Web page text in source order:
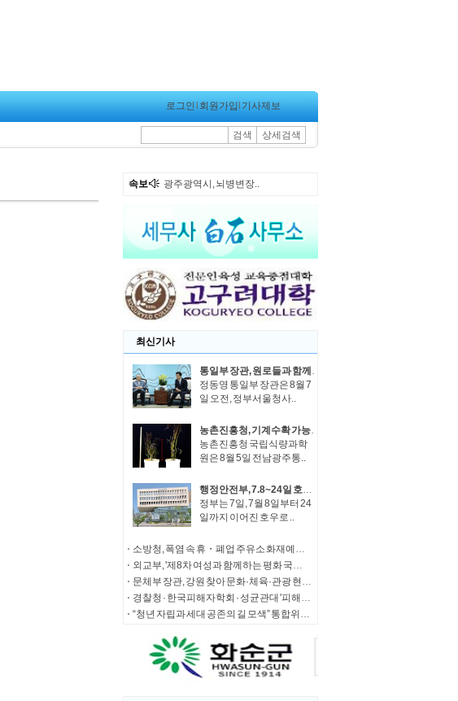
로그인 회원가입 기사제보
검색 상세검색
속보 광주광역시, 뇌병변장..
최신기사
통일부 장관, 원로들과 함께 '한반도 평화공존 발전구상' 공감대 형성 방안 논의
정동영 통일부 장관은 8월 7
일 오전, 정부서울청사..
농촌진흥청, 기계수확 가능한 녹두 새 품종 '채흔' 현장 평가회
농촌진흥청 국립식량과학
원은 8월 5일 전남광주통..
행정안전부, 7.8~24일 호우 피해 특별재난지역 선포
정부는 7일, 7월 8일부터 24
일까지 이어진 호우로 ..
소방청, 폭염 속 휴・폐업 주유소 화재예방에 총력
외교부, '제8차 여성과 함께하는 평화 국제회의' 청년 서포터즈 모집
문체부 장관, 강원 찾아 문화·체육·관광 현장 소통 나서
경찰청 · 한국피해자학회 · 성균관대 '피해자 중심 사법개혁' 학술대회 개최
“청년 자립과 세대 공존의 길 모색” 통합위, '세대상생 자산 특별위원회' 출범